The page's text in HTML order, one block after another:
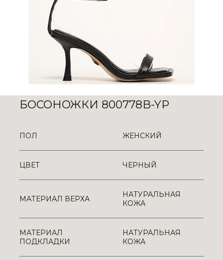
БОСОНОЖКИ 800778B-YP
ПОЛ ЖЕНСКИЙ
ЦВЕТ ЧЕРНЫЙ
МАТЕРИАЛ ВЕРХА
НАТУРАЛЬНАЯ
КОЖА
МАТЕРИАЛ
ПОДКЛАДКИ
НАТУРАЛЬНАЯ
КОЖА